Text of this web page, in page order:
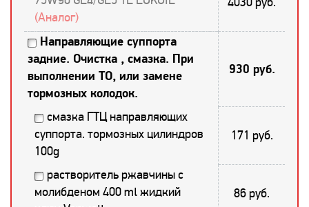
(Аналог)
Направляющие суппорта
задние. Очистка , смазка. При
выполнении ТО, или замене
тормозных колодок.
930 руб.
смазка ГТЦ направляющих
суппорта. тормозных цилиндров
100g
171 руб.
растворитель ржавчины с
молибденом 400 ml жидкий
86 руб.